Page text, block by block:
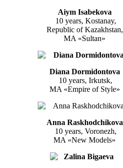
Aiym Isabekova
10 years, Kostanay,
Republic of Kazakhstan,
MA «Sultan»
Diana Dormidontova
10 years, Irkutsk,
MA «Empire of Style»
Anna Raskhodchikova
10 years, Voronezh,
MA «New Models»